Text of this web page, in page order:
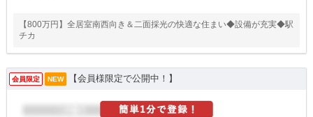
【800万円】全居室南西向き＆二面採光の快適な住まい◆設備が充実◆駅
チカ
会員限定 NEW 【会員様限定で公開中！】